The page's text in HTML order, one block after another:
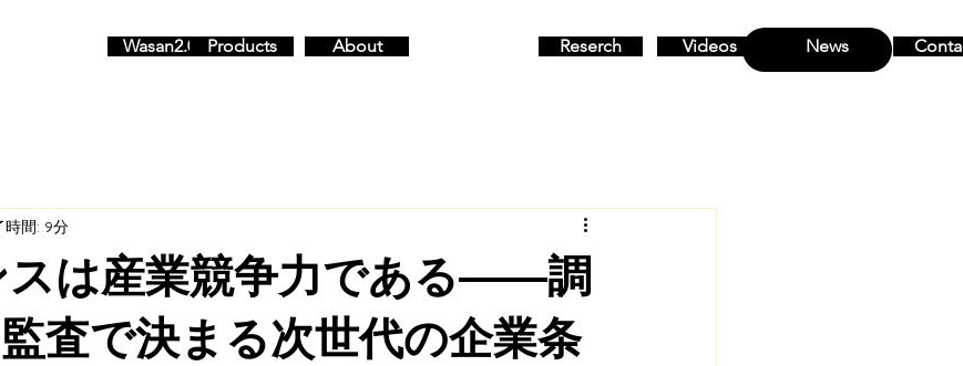
Wasan2.0 MENU
Products About Reserch Videos News
スは産業競争力である――調
査で決まる次世代の企業条
時間: 9分